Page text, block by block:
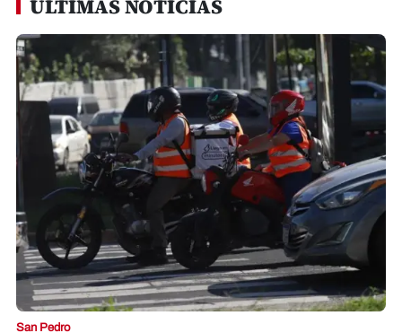
ÚLTIMAS NOTICIAS
San Pedro